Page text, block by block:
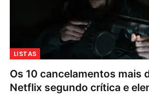
LISTAS
Os 10 cancelamentos mais
Netflix segundo crítica e